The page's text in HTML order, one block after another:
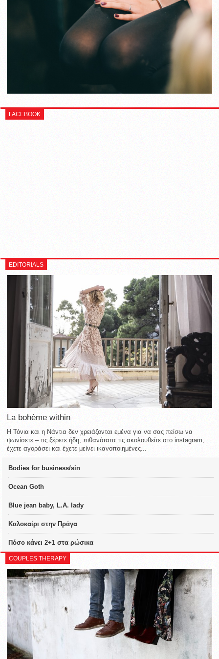
FACEBOOK
EDITORIALS
La bohème within
Η Τόνια και η Νάντια δεν χρειάζονται εμένα για να σας πείσω να
ψωνίσετε – τις ξέρετε ήδη, πιθανότατα τις ακολουθείτε στο instagram,
έχετε αγοράσει και έχετε μείνει ικανοποιημένες...
Bodies for business/sin
Ocean Goth
Blue jean baby, L.A. lady
Καλοκαίρι στην Πράγα
Πόσο κάνει 2+1 στα ρώσικα
COUPLES THERAPY